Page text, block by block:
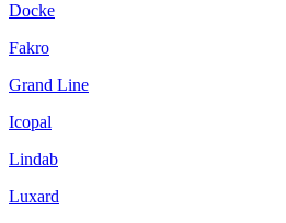
Docke
Fakro
Grand Line
Icopal
Lindab
Luxard